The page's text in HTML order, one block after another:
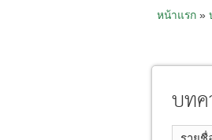
หน้าแรก»
บท